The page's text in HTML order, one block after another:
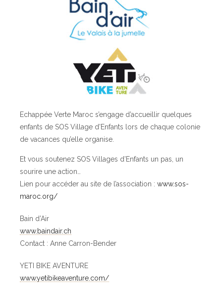
Echappée Verte Maroc s’engage d’accueillir quelques
enfants de SOS Village d’Enfants lors de chaque colonie
de vacances qu’elle organise.
Et vous soutenez SOS Villages d’Enfants un pas, un
sourire une action…
Lien pour accéder au site de l’association : www.sos-
maroc.org/
Bain d’Air
www.baindair.ch
Contact : Anne Carron-Bender
YETI BIKE AVENTURE
www.yetibikeaventure.com/